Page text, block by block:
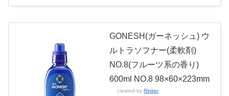
GONESH(ガーネッシュ) ウ
ルトラソフナー(柔軟剤)
NO.8(フルーツ系の香り)
600ml NO.8 98×60×223mm
created by Rinker